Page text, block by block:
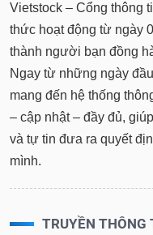
Vietstock – Cổng thông
thức hoạt động từ ngày
thành người bạn đồng
Ngay từ những ngày
mang đến hệ thống
– cập nhật – đầy đủ,
và tự tin đưa ra quyết
mình.
TRUYỀN THÔNG